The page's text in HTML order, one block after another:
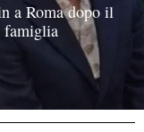
a Roma dopo il
famiglia